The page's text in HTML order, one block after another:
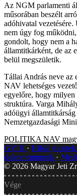
Az NGM parlamenti
műsorában beszélt
adóhivatal
nem úgy fog
gondolt, hogy nem a
államtitkárként, de az
belül megszületik.
Tállai András neve az
NAV lehetséges
egyelőre, hogy milyen
struktúra. Varga
adóügyi
Nemzetgazdasági
POLITIKA NAV
GYIK
Hibát jelentek
dokumentumok
© 2026 Magyar Jeti
Vége